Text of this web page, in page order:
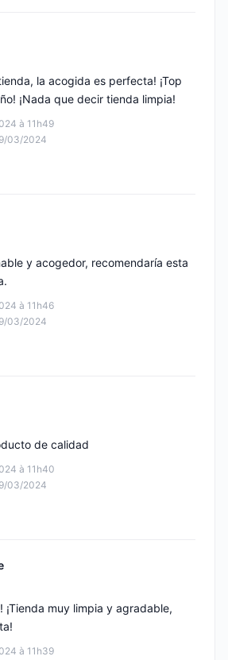
à 11h49
03/2024
la acogida es perfecta! ¡Top
¡Nada que decir tienda limpia!
à 11h46
03/2024
y acogedor, recomendaría esta
à 11h40
03/2024
de calidad
à 11h39
¡Tienda muy limpia y agradable,